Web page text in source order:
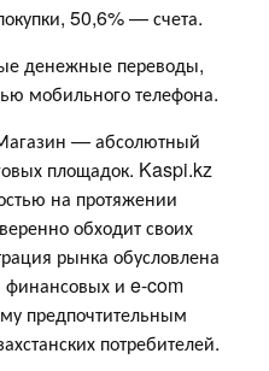
50,6% — счета.
денежные переводы,
мобильного телефона.
— абсолютный
площадок. Kaspi.kz
на протяжении
обходит своих
рынка обусловлена
финансовых и e-com
предпочтительным
потребителей.